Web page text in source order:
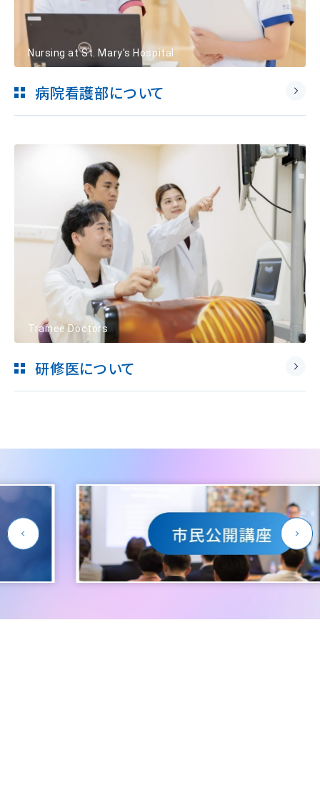
Nursing at St. Mary's Hospital
病院看護部について
Trainee Doctors
研修医について